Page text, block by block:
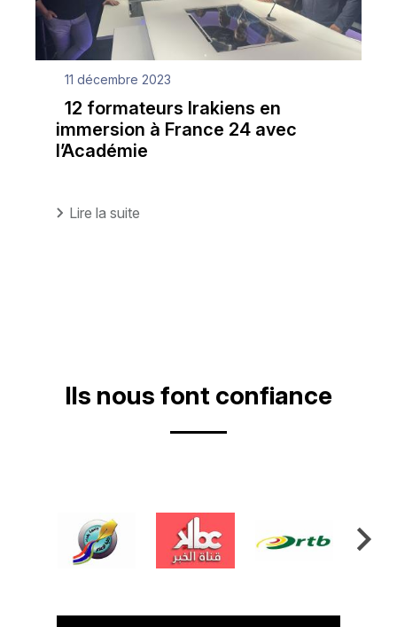
11 décembre 2023
12 formateurs Irakiens en
immersion à France 24 avec
l’Académie
Lire la suite
Ils nous font confiance